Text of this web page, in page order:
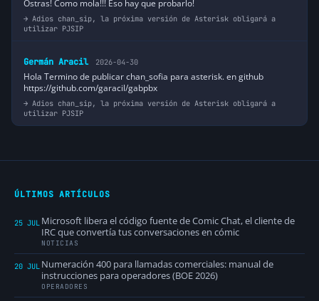
Ostras! Como mola!!! Eso hay que probarlo!
Adios chan_sip, la próxima versión de Asterisk obligará a
utilizar PJSIP
Germán Aracil 2026-04-30
Hola Termino de publicar chan_sofia para asterisk. en github
https://github.com/garacil/gabpbx
Adios chan_sip, la próxima versión de Asterisk obligará a
utilizar PJSIP
ÚLTIMOS ARTÍCULOS
25 JUL Microsoft libera el código fuente de Comic Chat, el cliente de
IRC que convertía tus conversaciones en cómic
NOTICIAS
20 JUL Numeración 400 para llamadas comerciales: manual de
instrucciones para operadores (BOE 2026)
OPERADORES